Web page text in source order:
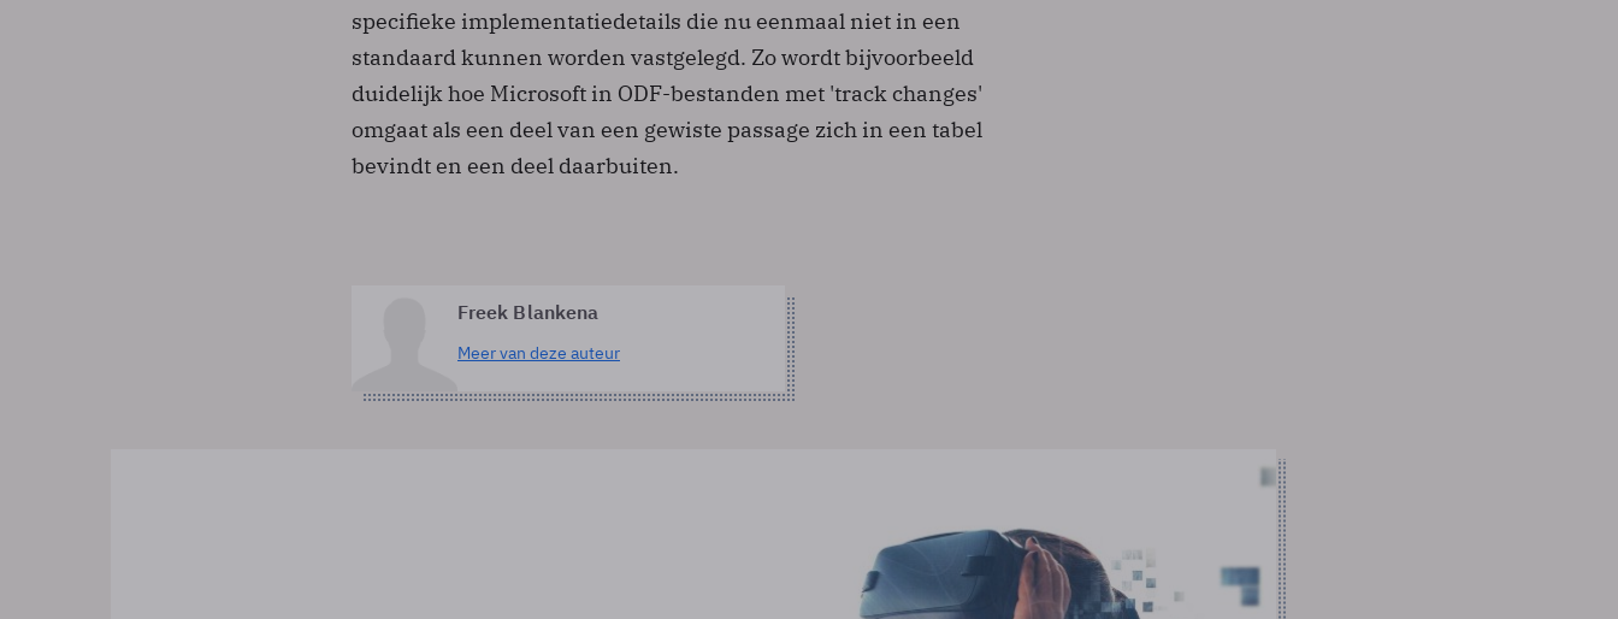
specifieke implementatiedetails die nu eenmaal niet in een
standaard kunnen worden vastgelegd. Zo wordt bijvoorbeeld
duidelijk hoe Microsoft in ODF-bestanden met 'track changes'
omgaat als een deel van een gewiste passage zich in een tabel
bevindt en een deel daarbuiten.
Freek Blankena
Meer van deze auteur